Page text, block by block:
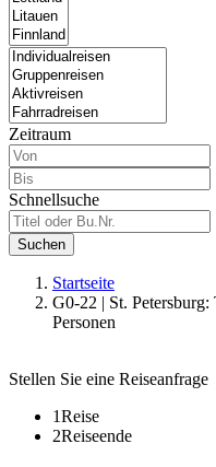
Zeitraum
Schnellsuche
Suchen
Startseite
G0-22 | St.
Personen
Stellen Sie eine Reiseanfrage
1Reise
2Reiseende